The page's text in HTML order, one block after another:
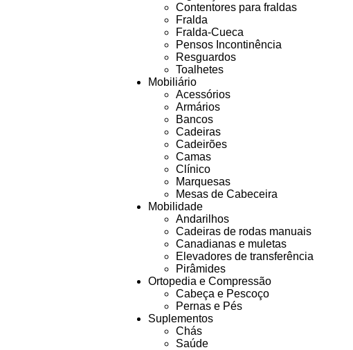
Contentores para fraldas
Fralda
Fralda-Cueca
Pensos Incontinência
Resguardos
Toalhetes
Mobiliário
Acessórios
Armários
Bancos
Cadeiras
Cadeirões
Camas
Clínico
Marquesas
Mesas de Cabeceira
Mobilidade
Andarilhos
Cadeiras de rodas manuais
Canadianas e muletas
Elevadores de transferência
Pirâmides
Ortopedia e Compressão
Cabeça e Pescoço
Pernas e Pés
Suplementos
Chás
Saúde